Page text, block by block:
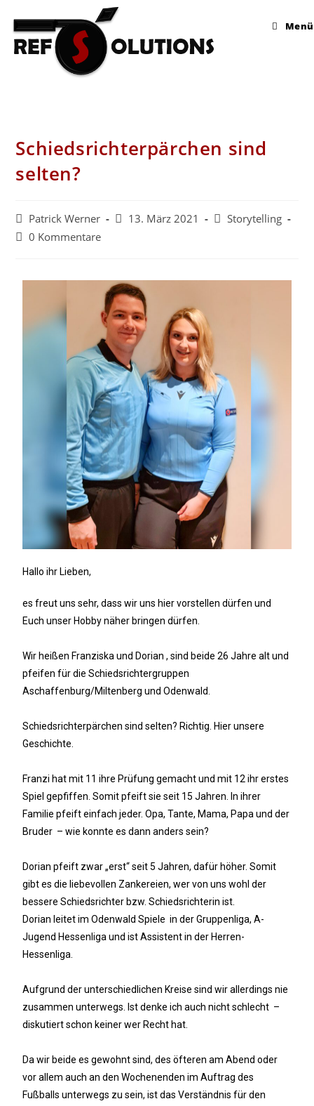
Menü
Schiedsrichterpärchen sind
selten?
Patrick Werner 13. März 2021
Storytelling
0 Kommentare
Hallo ihr Lieben,
es freut uns sehr, dass wir uns hier vorstellen dürfen und
Euch unser Hobby näher bringen dürfen.
Wir heißen Franziska und Dorian , sind beide 26 Jahre alt und
pfeifen für die Schiedsrichtergruppen
Aschaffenburg/Miltenberg und Odenwald.
Schiedsrichterpärchen sind selten? Richtig. Hier unsere
Geschichte.
Franzi hat mit 11 ihre Prüfung gemacht und mit 12 ihr erstes
Spiel gepfiffen. Somit pfeift sie seit 15 Jahren. In ihrer
Familie pfeift einfach jeder. Opa, Tante, Mama, Papa und der
Bruder – wie konnte es dann anders sein?
Dorian pfeift zwar „erst“ seit 5 Jahren, dafür höher. Somit
gibt es die liebevollen Zankereien, wer von uns wohl der
bessere Schiedsrichter bzw. Schiedsrichterin ist.
Dorian leitet im Odenwald Spiele in der Gruppenliga, A-
Jugend Hessenliga und ist Assistent in der Herren-
Hessenliga.
Aufgrund der unterschiedlichen Kreise sind wir allerdings nie
zusammen unterwegs. Ist denke ich auch nicht schlecht –
diskutiert schon keiner wer Recht hat.
Da wir beide es gewohnt sind, des öfteren am Abend oder
vor allem auch an den Wochenenden im Auftrag des
Fußballs unterwegs zu sein, ist das Verständnis für den